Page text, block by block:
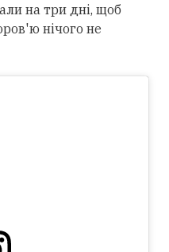
на три дні, щоб
нічого не